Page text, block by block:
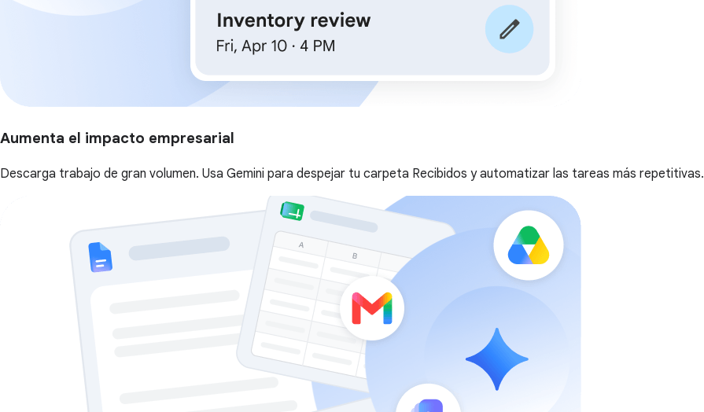
Aumenta el impacto empresarial
Descarga trabajo de gran volumen. Usa Gemini para despejar tu carpeta Recibidos y automatizar las tareas más repetitivas.